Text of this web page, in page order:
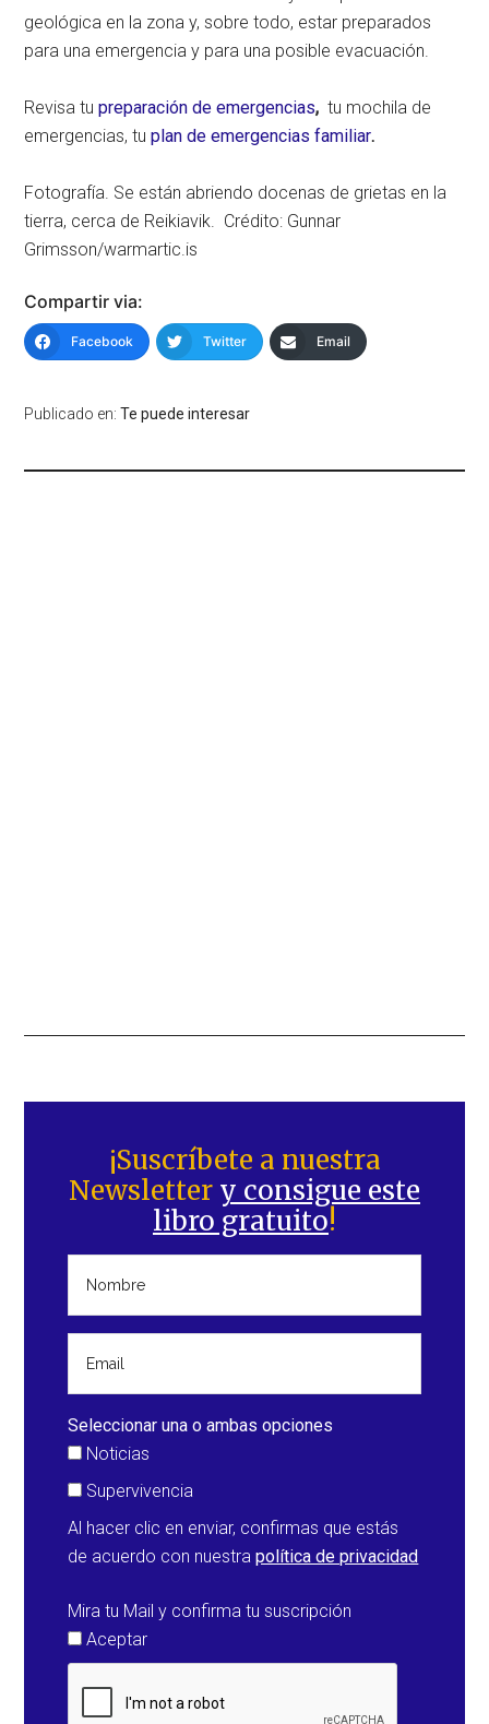
geológica en la zona y, sobre todo, estar preparados
para una emergencia y para una posible evacuación.
Revisa tupreparación de emergencias, tu mochila de
emergencias, tuplan de emergencias familiar.
Fotografía. Se están abriendo docenas de grietas en la
tierra, cerca de Reikiavik. Crédito: Gunnar
Grimsson/warmartic.is
Compartir via:
Facebook Twitter Email
Publicado en:Te puede interesar
lateral
principal
¡Suscríbete a nuestra
Newsletter y consigue este
libro gratuito!
Seleccionar una o ambas opciones
Noticias
Supervivencia
Al hacer clic en enviar, confirmas que estás
de acuerdo con nuestrapolítica de privacidad
Mira tu Mail y confirma tu suscripción
Aceptar